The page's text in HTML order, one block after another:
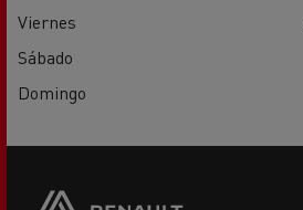
Viernes
Sábado
Domingo